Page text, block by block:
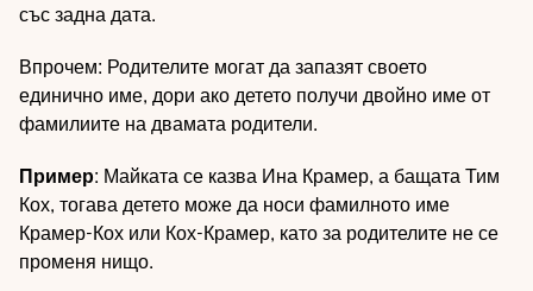
със задна дата.
Впрочем: Родителите могат да запазят своето
единично име, дори ако детето получи двойно име от
фамилиите на двамата родители.
Пример: Майката се казва Ина Крамер, а бащата Тим
Кох, тогава детето може да носи фамилното име
Крамер-Кох или Кох-Крамер, като за родителите не се
променя нищо.